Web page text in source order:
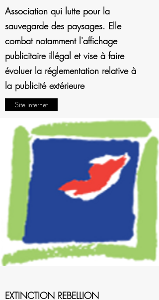
Association qui lutte pour la
sauvegarde des paysages. Elle
combat notamment l'affichage
publicitaire illégal et vise à faire
évoluer la réglementation relative à
la publicité extérieure
Site internet
EXTINCTION REBELLION